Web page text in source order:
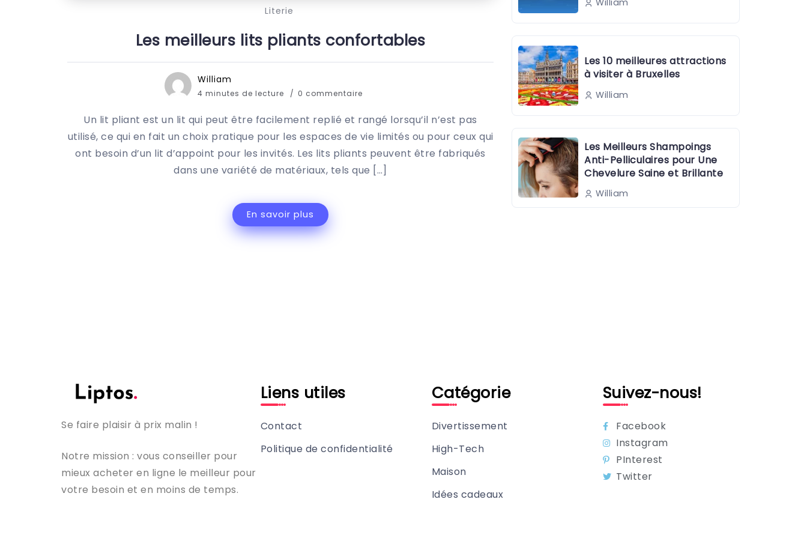
Literie
Les meilleurs lits pliants confortables
William
4 minutes de lecture 0 commentaire
Un lit pliant est un lit qui peut être facilement replié et rangé lorsqu’il n’est pas
utilisé, ce qui en fait un choix pratique pour les espaces de vie limités ou pour ceux qui
ont besoin d’un lit d’appoint pour les invités. Les lits pliants peuvent être fabriqués
dans une variété de matériaux, tels que […]
En savoir plus
William
Les 10 meilleures attractions
à visiter à Bruxelles
William
Les Meilleurs Shampoings
Anti-Pelliculaires pour Une
Chevelure Saine et Brillante
William
Se faire plaisir à prix malin !
Notre mission : vous conseiller pour
mieux acheter en ligne le meilleur pour
votre besoin et en moins de temps.
Liens utiles
Contact
Politique de confidentialité
Catégorie
Divertissement
High-Tech
Maison
Idées cadeaux
Suivez-nous!
Facebook
Instagram
PInterest
Twitter